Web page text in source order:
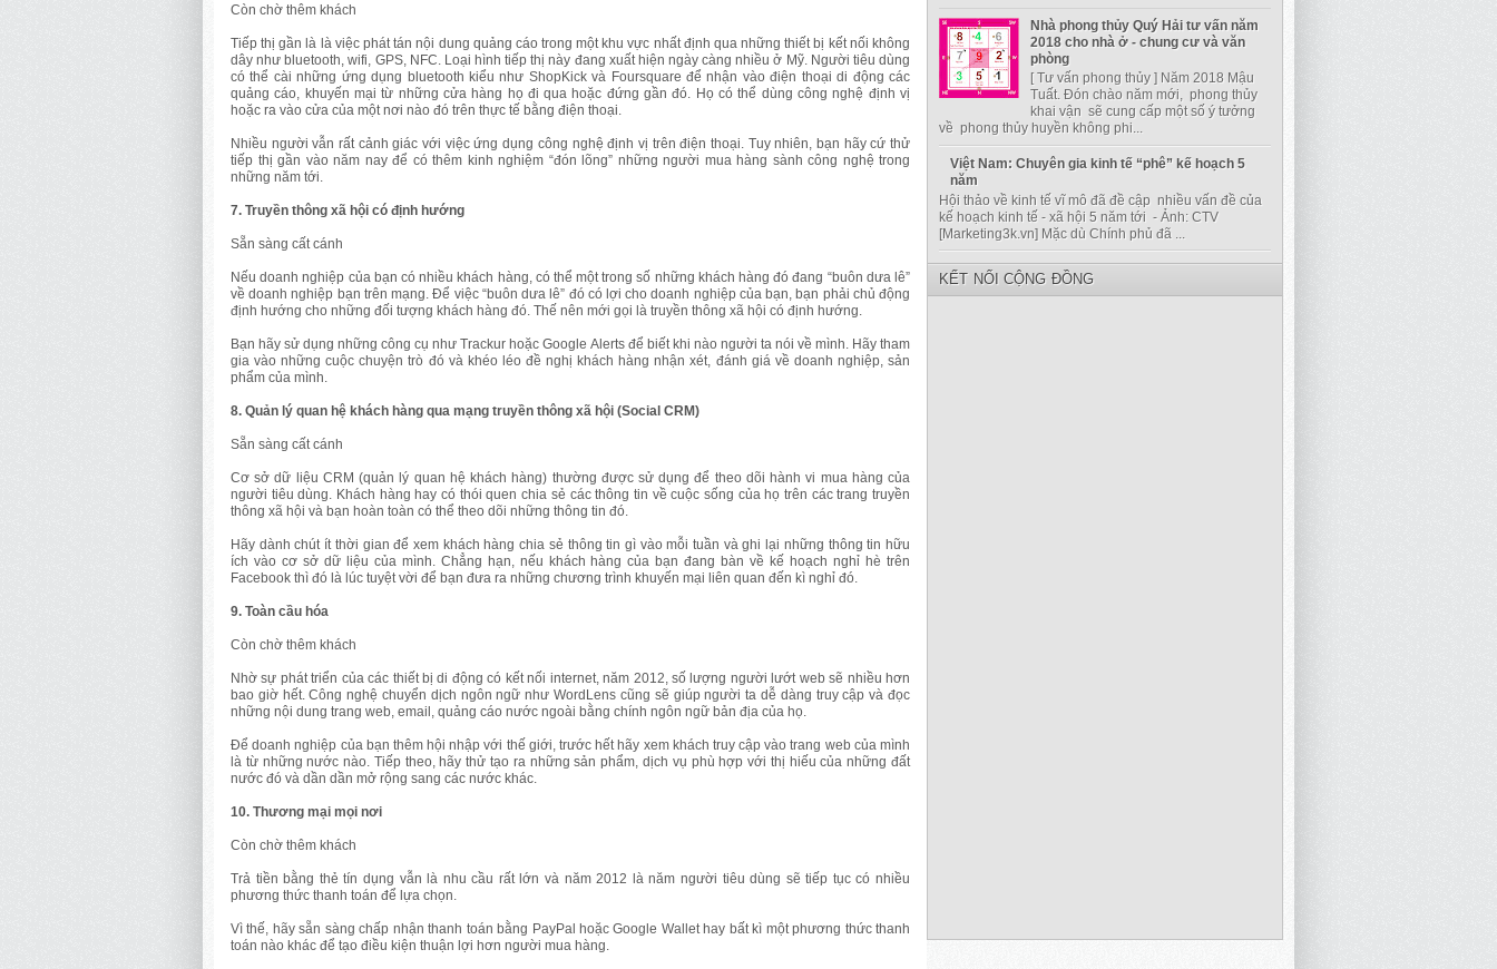
Còn chờ thêm khách
Tiếp thị gần là là việc phát tán nội dung quảng cáo trong một khu vực nhất định qua những thiết bị kết nối không
dây như bluetooth, wifi, GPS, NFC. Loại hình tiếp thị này đang xuất hiện ngày càng nhiều ở Mỹ. Người tiêu dùng
có thể cài những ứng dụng bluetooth kiểu như ShopKick và Foursquare để nhận vào điện thoại di động các
quảng cáo, khuyến mại từ những cửa hàng họ đi qua hoặc đứng gần đó. Họ có thể dùng công nghệ định vị
hoặc ra vào cửa của một nơi nào đó trên thực tế bằng điện thoại.
Nhiều người vẫn rất cảnh giác với việc ứng dụng công nghệ định vị trên điện thoại. Tuy nhiên, bạn hãy cứ thử
tiếp thị gần vào năm nay để có thêm kinh nghiệm “đón lõng” những người mua hàng sành công nghệ trong
những năm tới.
7. Truyền thông xã hội có định hướng
Sẵn sàng cất cánh
Nếu doanh nghiệp của bạn có nhiều khách hàng, có thể một trong số những khách hàng đó đang “buôn dưa lê”
về doanh nghiệp bạn trên mạng. Để việc “buôn dưa lê” đó có lợi cho doanh nghiệp của bạn, bạn phải chủ động
định hướng cho những đối tượng khách hàng đó. Thế nên mới gọi là truyền thông xã hội có định hướng.
Bạn hãy sử dụng những công cụ như Trackur hoặc Google Alerts để biết khi nào người ta nói về mình. Hãy tham
gia vào những cuộc chuyện trò đó và khéo léo đề nghị khách hàng nhận xét, đánh giá về doanh nghiệp, sản
phẩm của mình.
8. Quản lý quan hệ khách hàng qua mạng truyền thông xã hội (Social CRM)
Sẵn sàng cất cánh
Cơ sở dữ liệu CRM (quản lý quan hệ khách hàng) thường được sử dụng để theo dõi hành vi mua hàng của
người tiêu dùng. Khách hàng hay có thói quen chia sẻ các thông tin về cuộc sống của họ trên các trang truyền
thông xã hội và bạn hoàn toàn có thể theo dõi những thông tin đó.
Hãy dành chút ít thời gian để xem khách hàng chia sẻ thông tin gì vào mỗi tuần và ghi lại những thông tin hữu
ích vào cơ sở dữ liệu của mình. Chẳng hạn, nếu khách hàng của bạn đang bàn về kế hoạch nghỉ hè trên
Facebook thì đó là lúc tuyệt vời để bạn đưa ra những chương trình khuyến mại liên quan đến kì nghỉ đó.
9. Toàn cầu hóa
Còn chờ thêm khách
Nhờ sự phát triển của các thiết bị di động có kết nối internet, năm 2012, số lượng người lướt web sẽ nhiều hơn
bao giờ hết. Công nghệ chuyển dịch ngôn ngữ như WordLens cũng sẽ giúp người ta dễ dàng truy cập và đọc
những nội dung trang web, email, quảng cáo nước ngoài bằng chính ngôn ngữ bản địa của họ.
Để doanh nghiệp của bạn thêm hội nhập với thế giới, trước hết hãy xem khách truy cập vào trang web của mình
là từ những nước nào. Tiếp theo, hãy thử tạo ra những sản phẩm, dịch vụ phù hợp với thị hiếu của những đất
nước đó và dần dần mở rộng sang các nước khác.
10. Thương mại mọi nơi
Còn chờ thêm khách
Trả tiền bằng thẻ tín dụng vẫn là nhu cầu rất lớn và năm 2012 là năm người tiêu dùng sẽ tiếp tục có nhiều
phương thức thanh toán để lựa chọn.
Vì thế, hãy sẵn sàng chấp nhận thanh toán bằng PayPal hoặc Google Wallet hay bất kì một phương thức thanh
toán nào khác để tạo điều kiện thuận lợi hơn người mua hàng.
Nhà phong thủy Quý Hải tư vấn năm
2018 cho nhà ở - chung cư và văn
phòng
[ Tư vấn phong thủy ] Năm 2018 Mậu
Tuất. Đón chào năm mới, phong thủy
khai vận sẽ cung cấp một số ý tưởng
về phong thủy huyền không phi...
Việt Nam: Chuyên gia kinh tế “phê” kế hoạch 5
năm
Hội thảo về kinh tế vĩ mô đã đề cập nhiều vấn đề của
kế hoạch kinh tế - xã hội 5 năm tới - Ảnh: CTV
[Marketing3k.vn] Mặc dù Chính phủ đã ...
KẾT NỐI CỘNG ĐỒNG